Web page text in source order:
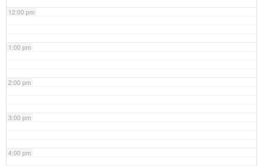
12:00 pm
1:00 pm
2:00 pm
3:00 pm
4:00 pm